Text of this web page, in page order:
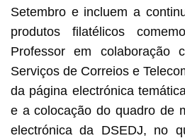
Setembro e incluem a
produtos filatélicos
Professor em colaboração
Serviços de Correios e
da página electrónica
e a colocação do quadro de
electrónica da DSEDJ, no